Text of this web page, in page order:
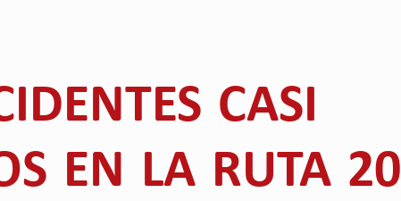
CASI
EN LA RUTA 20